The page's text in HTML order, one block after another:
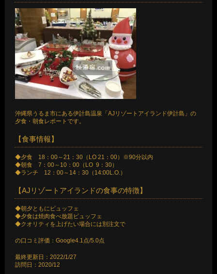
沖縄県うるま市にある伊計島温泉「AJリゾートアイランド伊計島」の
夕食・朝食レポートです。
【食事情報】
◆夕食 18：00～21：30（LO 21：00）※90分以内
◆朝食 7：00～10：00（LO 9：30）
◆ランチ 12：00～14：30（14:00L.O.）
【AJリゾートアイランドの食事の特徴】
◆朝夕ともにビュッフェ
◆夕食は焼肉食べ放題ビュッフェ
◆クオリティを上げたい場合には別注文で
の口コミ評価：Google4.1点/5.0点
最終更新日：2022/1/27
訪問日：2020/12